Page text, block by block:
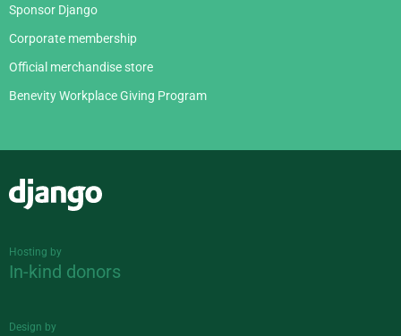
Sponsor Django
Corporate membership
Official merchandise store
Benevity Workplace Giving Program
Hosting by
In-kind donors
Design by